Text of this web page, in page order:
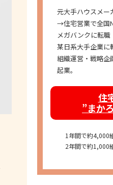
元大手ハウスメー
→住宅営業で全国
メガバンクに転職
某日系大手企業に
組織運営・戦略企
起業。
住
”まか
1年間で約4,000
2年間で約1,000